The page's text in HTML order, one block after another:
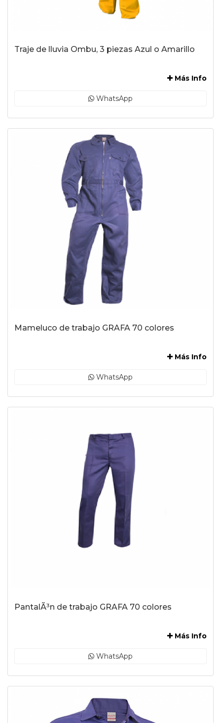
Traje de lluvia Ombu, 3 piezas Azul o Amarillo
Más Info
WhatsApp
Mameluco de trabajo GRAFA 70 colores
Más Info
WhatsApp
PantalÃ³n de trabajo GRAFA 70 colores
Más Info
WhatsApp